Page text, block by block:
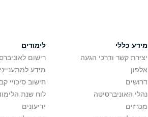
מידע כללי
יצירת קשר ודרכי הגעה
אלפון
דרושים
נהלי האוניברסיטה
מכרזים
לימודים
רישום
מידע
חישוב סיכויי
לוח שנת
ידיעונים